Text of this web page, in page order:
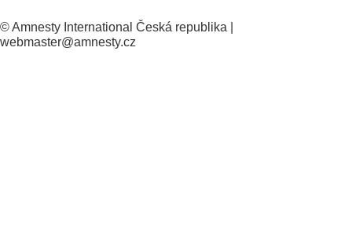
© Amnesty International Česká republika |
webmaster@amnesty.cz